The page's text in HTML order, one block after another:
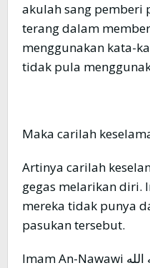
akulah sang pemberi
terang dalam
menggunakan kata-
tidak pula
Maka carilah
Artinya carilah
gegas melarikan diri.
mereka tidak punya
pasukan tersebut.
Imam An-Nawawi رحمه الله berkata: al-Qadhi